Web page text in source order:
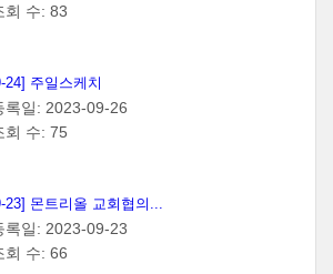
회 수: 83
24] 주일스케치
록일: 2023-09-26
회 수: 75
23] 몬트리올 교회협의...
록일: 2023-09-23
회 수: 66